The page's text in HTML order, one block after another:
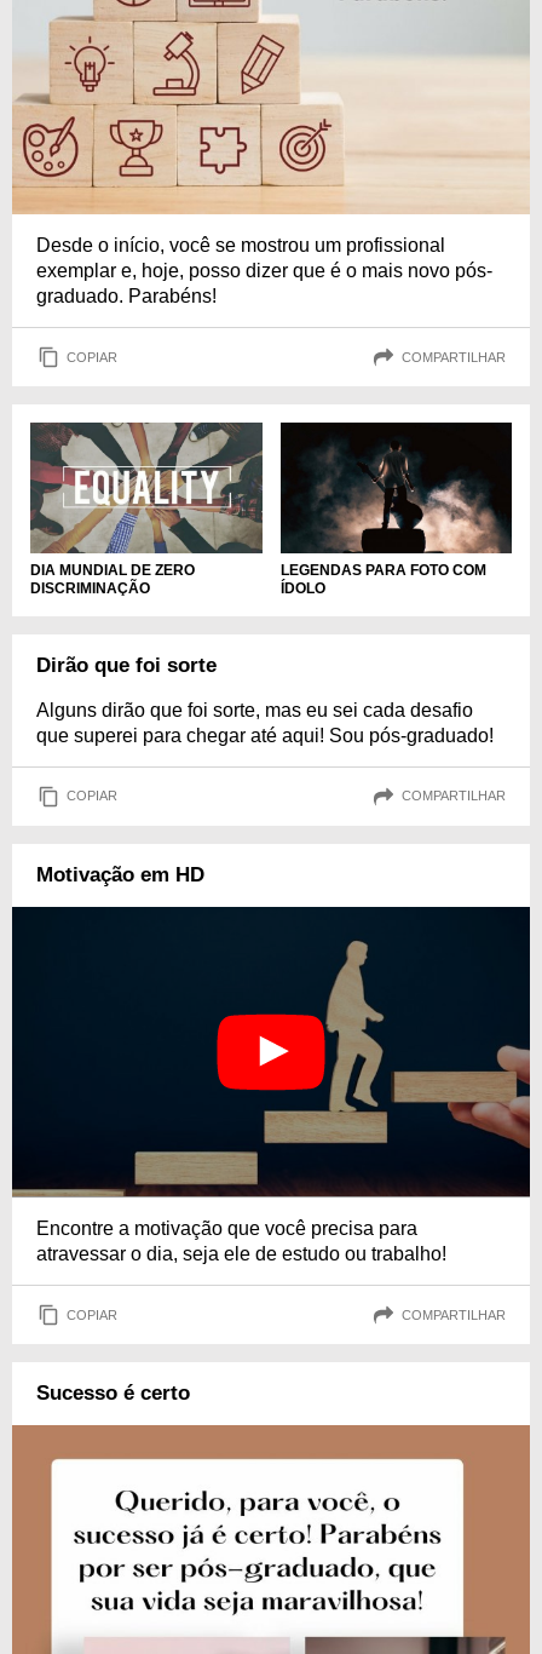
Desde o início, você se mostrou um profissional
exemplar e, hoje, posso dizer que é o mais novo pós-
graduado. Parabéns!
COPIAR COMPARTILHAR
DIA MUNDIAL DE ZERO
DISCRIMINAÇÃO
LEGENDAS PARA FOTO COM
ÍDOLO
Dirão que foi sorte
Alguns dirão que foi sorte, mas eu sei cada desafio
que superei para chegar até aqui! Sou pós-graduado!
COPIAR COMPARTILHAR
Motivação em HD
Encontre a motivação que você precisa para
atravessar o dia, seja ele de estudo ou trabalho!
COPIAR COMPARTILHAR
Sucesso é certo